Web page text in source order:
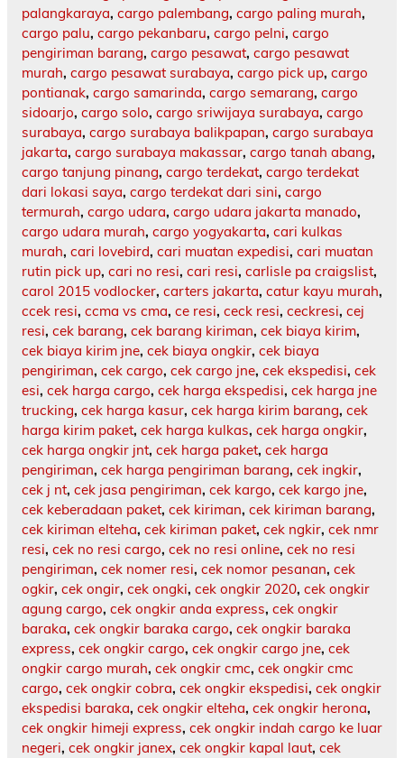
palangkaraya, cargo palembang, cargo paling murah,
cargo palu, cargo pekanbaru, cargo pelni, cargo
pengiriman barang, cargo pesawat, cargo pesawat
murah, cargo pesawat surabaya, cargo pick up, cargo
pontianak, cargo samarinda, cargo semarang, cargo
sidoarjo, cargo solo, cargo sriwijaya surabaya, cargo
surabaya, cargo surabaya balikpapan, cargo surabaya
jakarta, cargo surabaya makassar, cargo tanah abang,
cargo tanjung pinang, cargo terdekat, cargo terdekat
dari lokasi saya, cargo terdekat dari sini, cargo
termurah, cargo udara, cargo udara jakarta manado,
cargo udara murah, cargo yogyakarta, cari kulkas
murah, cari lovebird, cari muatan expedisi, cari muatan
rutin pick up, cari no resi, cari resi, carlisle pa craigslist,
carol 2015 vodlocker, carters jakarta, catur kayu murah,
ccek resi, ccma vs cma, ce resi, ceck resi, ceckresi, cej
resi, cek barang, cek barang kiriman, cek biaya kirim,
cek biaya kirim jne, cek biaya ongkir, cek biaya
pengiriman, cek cargo, cek cargo jne, cek ekspedisi, cek
esi, cek harga cargo, cek harga ekspedisi, cek harga jne
trucking, cek harga kasur, cek harga kirim barang, cek
harga kirim paket, cek harga kulkas, cek harga ongkir,
cek harga ongkir jnt, cek harga paket, cek harga
pengiriman, cek harga pengiriman barang, cek ingkir,
cek j nt, cek jasa pengiriman, cek kargo, cek kargo jne,
cek keberadaan paket, cek kiriman, cek kiriman barang,
cek kiriman elteha, cek kiriman paket, cek ngkir, cek nmr
resi, cek no resi cargo, cek no resi online, cek no resi
pengiriman, cek nomer resi, cek nomor pesanan, cek
ogkir, cek ongir, cek ongki, cek ongkir 2020, cek ongkir
agung cargo, cek ongkir anda express, cek ongkir
baraka, cek ongkir baraka cargo, cek ongkir baraka
express, cek ongkir cargo, cek ongkir cargo jne, cek
ongkir cargo murah, cek ongkir cmc, cek ongkir cmc
cargo, cek ongkir cobra, cek ongkir ekspedisi, cek ongkir
ekspedisi baraka, cek ongkir elteha, cek ongkir herona,
cek ongkir himeji express, cek ongkir indah cargo ke luar
negeri, cek ongkir janex, cek ongkir kapal laut, cek